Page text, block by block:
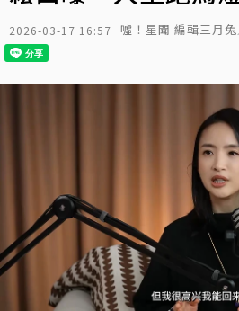
2026-03-17 16:57 噓！星聞 編輯三月